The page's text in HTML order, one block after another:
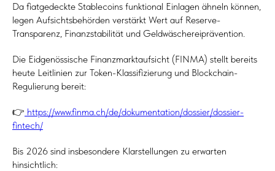
Da fiatgedeckte Stablecoins funktional Einlagen ähneln können,
legen Aufsichtsbehörden verstärkt Wert auf Reserve-
Transparenz, Finanzstabilität und Geldwäschereiprävention.
Die Eidgenössische Finanzmarktaufsicht (FINMA) stellt bereits
heute Leitlinien zur Token-Klassifizierung und Blockchain-
Regulierung bereit:
👉 https://www.finma.ch/de/dokumentation/dossier/dossier-
fintech/
Bis 2026 sind insbesondere Klarstellungen zu erwarten
hinsichtlich: